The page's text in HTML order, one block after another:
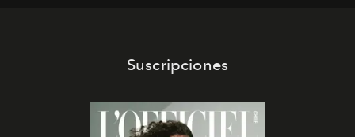
Suscripciones